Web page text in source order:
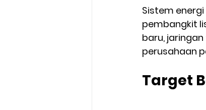
Sistem
pembangkit
baru,
perusahaan
Target